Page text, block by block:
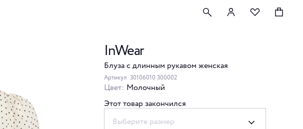
InWear
Блуза с длинным рукавом женская
Артикул 30106010 300002
Цвет: Молочный
Этот товар закончился
Выберите размер